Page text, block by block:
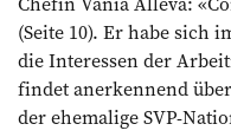
(Seite 10). Er habe sich
die Interessen der
findet anerkennend
der ehemalige SVP-